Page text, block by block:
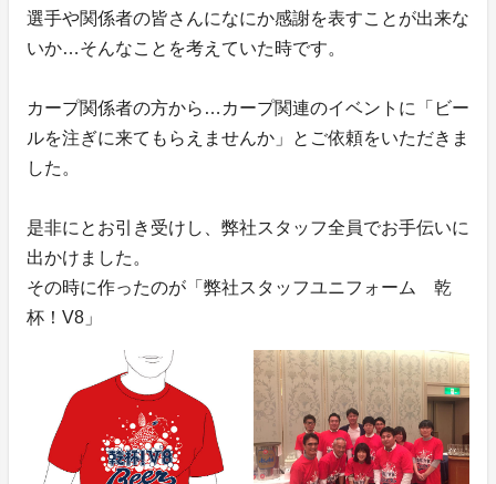
選手や関係者の皆さんになにか感謝を表すことが出来な
いか…そんなことを考えていた時です。
カープ関係者の方から…カープ関連のイベントに「ビー
ルを注ぎに来てもらえませんか」とご依頼をいただきま
した。
是非にとお引き受けし、弊社スタッフ全員でお手伝いに
出かけました。
その時に作ったのが「弊社スタッフユニフォーム 乾
杯！V8」